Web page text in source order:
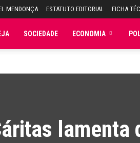
MENDONÇA ESTATUTO EDITORIAL FICHA
SOCIEDADE ECONOMIA
lamenta